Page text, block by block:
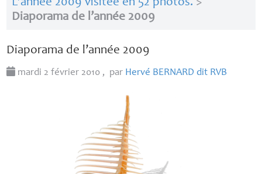
L’année 2009 visitée en 52 photos. >
Diaporama de l’année 2009
Diaporama de l’année 2009
mardi 2 février 2010 , par Hervé BERNARD dit RVB